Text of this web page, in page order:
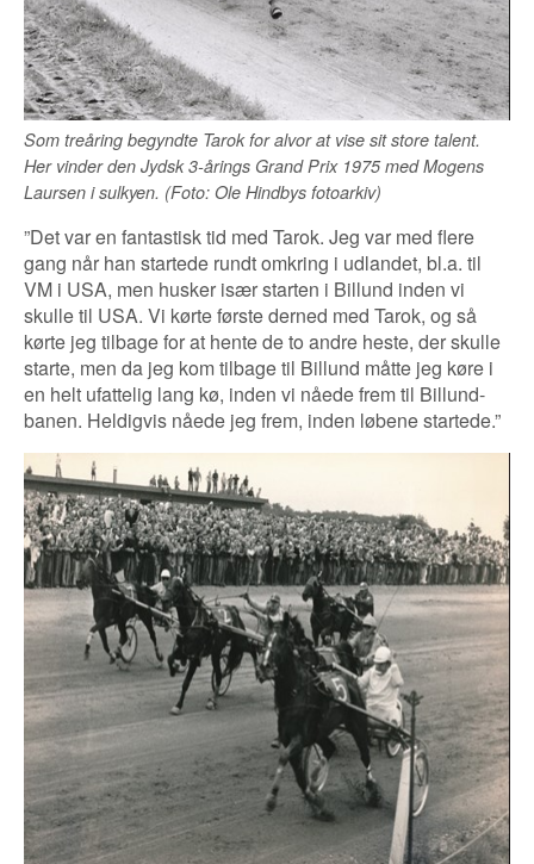
Som treåring begyndte Tarok for alvor at vise sit store talent.
Her vinder den Jydsk 3-årings Grand Prix 1975 med Mogens
Laursen i sulkyen. (Foto: Ole Hindbys fotoarkiv)
”Det var en fantastisk tid med Tarok. Jeg var med flere
gang når han startede rundt omkring i udlandet, bl.a. til
VM i USA, men husker især starten i Billund inden vi
skulle til USA. Vi kørte første derned med Tarok, og så
kørte jeg tilbage for at hente de to andre heste, der skulle
starte, men da jeg kom tilbage til Billund måtte jeg køre i
en helt ufattelig lang kø, inden vi nåede frem til Billund-
banen. Heldigvis nåede jeg frem, inden løbene startede.”